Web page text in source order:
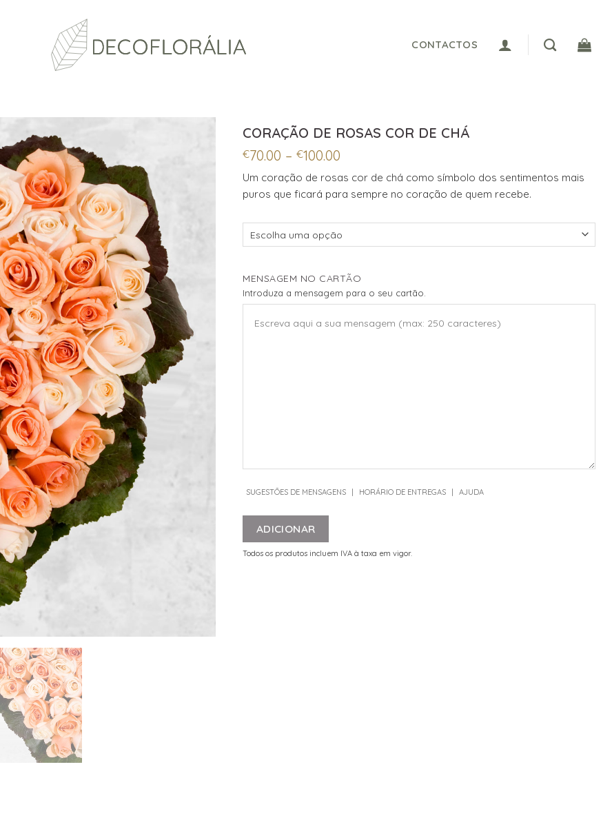
CONTACTOS
CORAÇÃO DE ROSAS COR DE CHÁ
€70.00 – €100.00
€70.00
through
Um coração de rosas cor de chá como símbolo dos sentimentos mais
puros que ficará para sempre no coração de quem recebe.
MENSAGEM NO CARTÃO
Introduza a mensagem para o seu cartão.
SUGESTÕES DE MENSAGENS HORÁRIO DE ENTREGAS AJUDA
ADICIONAR
Todos os produtos incluem IVA à taxa em vigor.